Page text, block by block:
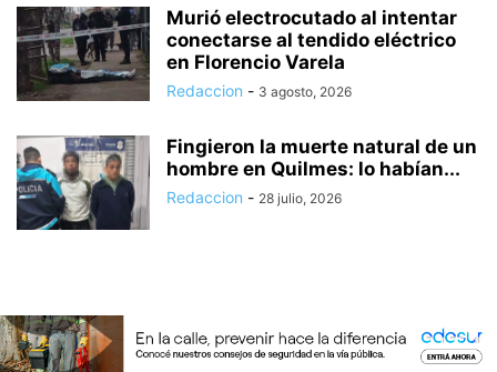
Murió electrocutado al intentar
conectarse al tendido eléctrico
en Florencio Varela
Redaccion - 3 agosto, 2026
Fingieron la muerte natural de un
hombre en Quilmes: lo habían...
Redaccion - 28 julio, 2026